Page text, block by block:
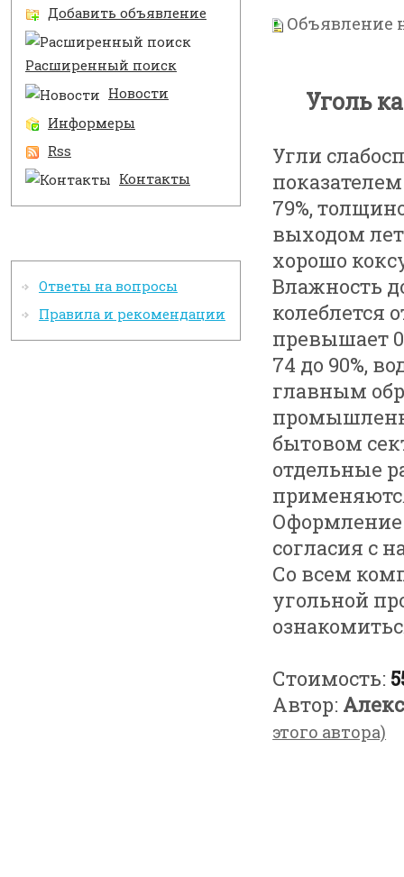
Объявление
Уголь
Угли
79%,
выходом
хорошо
Влажность
колеблется
превышает
74 до 90%,
главным
бытовом
отдельные
Оформление
согласия с
Со всем
угольной
Стоимость:
Автор:
этого автора)
Добавить объявление
Расширенный поиск
Новости
Информеры
Rss
Контакты
Ответы на вопросы
Правила и рекомендации